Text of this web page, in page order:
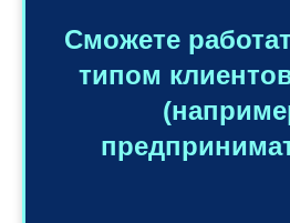
Сможете
типом